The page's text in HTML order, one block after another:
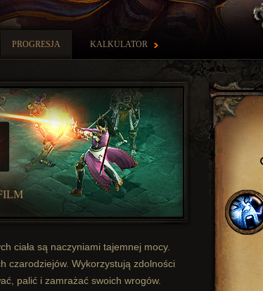
PROGRESJA KALKULATOR
ciała są naczyniami tajemnej mocy.
czarodziejów. Wykorzystują zdolności
palić i zamrażać swoich wrogów.